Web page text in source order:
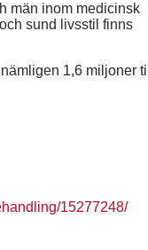
män inom medicinsk
sund livsstil finns
1,6 miljoner till
15277248/